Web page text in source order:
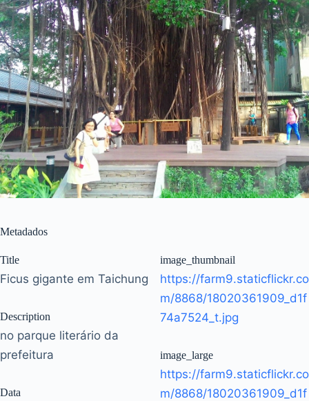
Metadados
Title
Ficus gigante em Taichung
Description
no parque literário da
prefeitura
Data
image_thumbnail
https://farm9.staticflickr.co
m/8868/18020361909_d1f
74a7524_t.jpg
image_large
https://farm9.staticflickr.co
m/8868/18020361909_d1f